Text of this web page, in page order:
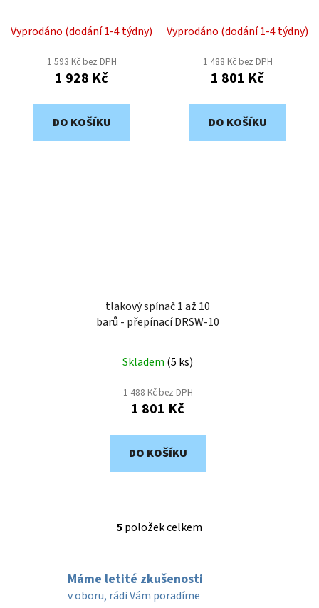
Vyprodáno (dodání 1-4 týdny)
1 593 Kč bez DPH
1 928 Kč
DO KOŠÍKU
Vyprodáno (dodání 1-4 týdny)
1 488 Kč bez DPH
1 801 Kč
DO KOŠÍKU
tlakový spínač 1 až 10
barů - přepínací DRSW-10
Skladem (5 ks)
1 488 Kč bez DPH
1 801 Kč
DO KOŠÍKU
O
á
d
5položek celkem
Máme letité zkušenosti
v oboru, rádi Vám poradíme